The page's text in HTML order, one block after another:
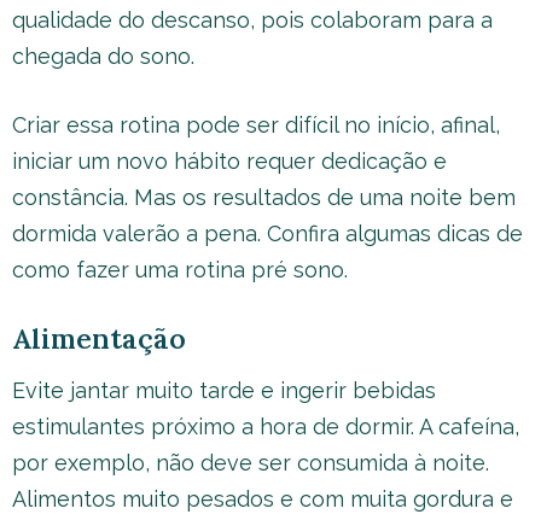
qualidade do descanso, pois colaboram para a
chegada do sono.
Criar essa rotina pode ser difícil no início, afinal,
iniciar um novo hábito requer dedicação e
constância. Mas os resultados de uma noite bem
dormida valerão a pena. Confira algumas dicas de
como fazer uma rotina pré sono.
Alimentação
Evite jantar muito tarde e ingerir bebidas
estimulantes próximo a hora de dormir. A cafeína,
por exemplo, não deve ser consumida à noite.
Alimentos muito pesados e com muita gordura e